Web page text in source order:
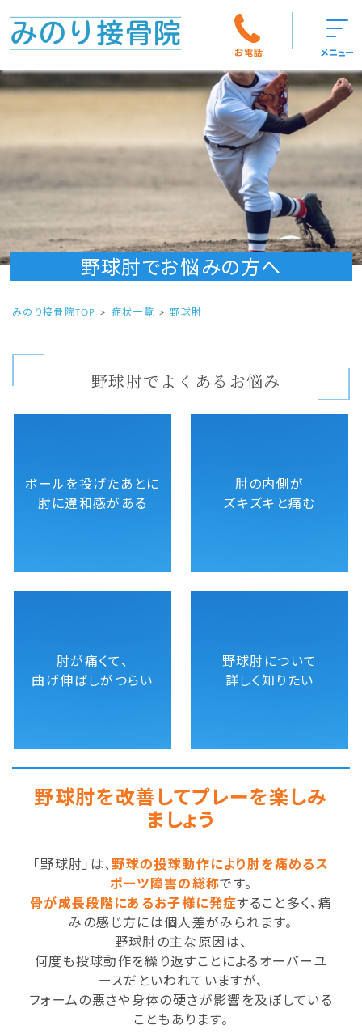
お電話 メニュー
野球肘でお悩みの方へ
みのり接骨院TOP 症状一覧 野球肘
野球肘でよくあるお悩み
ボールを投げたあとに
肘に違和感がある
肘の内側が
ズキズキと痛む
肘が痛くて、
曲げ伸ばしがつらい
野球肘について
詳しく知りたい
野球肘を改善してプレーを楽しみ
ましょう
「野球肘」は、野球の投球動作により肘を痛めるス
ポーツ障害の総称です。
骨が成長段階にあるお子様に発症すること多く、痛
みの感じ方には個人差がみられます。
野球肘の主な原因は、
何度も投球動作を繰り返すことによるオーバーユ
ースだといわれていますが、
フォームの悪さや身体の硬さが影響を及ぼしている
こともあります。